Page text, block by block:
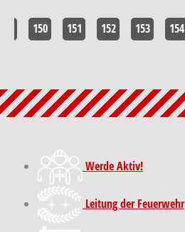
150 151 152 153 154
Werde Aktiv!
Leitung der Feuerwehr